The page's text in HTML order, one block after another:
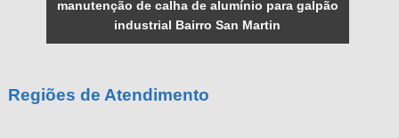
manutenção de calha de alumínio para galpão
industrial Bairro San Martin
Regiões de Atendimento